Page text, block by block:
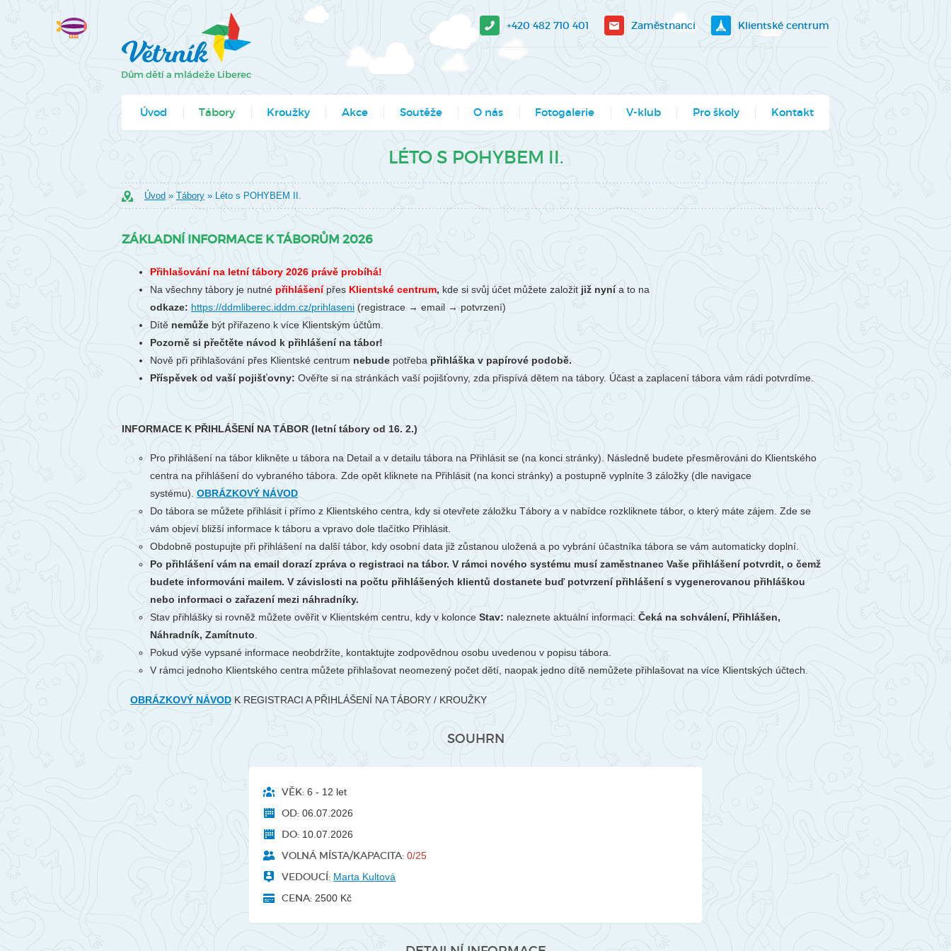
+420 482 710 401 Zaměstnanci Klientské centrum
Úvod Tábory Kroužky
Jak se přihlásit?
Formuláře ke stažení
Akce Soutěže
Moje město Liberec
Umělecké přehlídky
Výsledky soutěží MŠMT -
O nás
Aktuality
Podcasty
Povedlo se
Dokumenty
Činnosti
Zaměstnanci
Hledáme nové kolegy
Projekty
Fotogalerie
Akce
Kroužky
Kurzy, semináře
Programy pro školy
Projekty
Soutěže
V-Klub
V-klub
Tábory
Programy pro školy
Soutěž Moje město
Liberec
Akce ve Véčku
Liberec
Kontakty
Fotogalerie
O nás
Pro školy Kontakt
LÉTO S POHYBEM II.
Úvod » Tábory » Léto s POHYBEM II.
ZÁKLADNÍ INFORMACE K TÁBORŮM 2026
Přihlašování na letní tábory 2026 právě probíhá!
Na všechny tábory je nutné přihlášení přes Klientské centrum,kde si svůj účet můžete založit již nynía to na
odkaze:https://ddmliberec.iddm.cz/prihlaseni (registrace → email → potvrzení)
Dítě nemůže být přiřazeno k více Klientským účtům.
Pozorně si přečtěte návod k přihlášení na tábor!
Nově při přihlašování přes Klientské centrum nebude potřeba přihláška v papírové podobě.
Příspěvek od vaší pojišťovny: Ověřte si na stránkách vaší pojišťovny, zda přispívá dětem na tábory. Účast a zaplacení tábora vám rádi potvrdíme.
INFORMACE K PŘIHLÁŠENÍ NA TÁBOR (letní tábory od 16. 2.)
Pro přihlášení na tábor klikněte u tábora na Detail a v detailu tábora na Přihlásit se (na konci stránky). Následně budete přesměrováni do Klientského
centra na přihlášení do vybraného tábora. Zde opět kliknete na Přihlásit (na konci stránky) a postupně vyplníte 3 záložky (dle navigace
systému).OBRÁZKOVÝ NÁVOD
Do tábora se můžete přihlásit i přímo z Klientského centra, kdy si otevřete záložku Tábory a v nabídce rozkliknete tábor, o který máte zájem. Zde se
vám objeví bližší informace k táboru a vpravo dole tlačítko Přihlásit.
Obdobně postupujte při přihlášení na další tábor, kdy osobní data již zůstanou uložená a po vybrání účastníka tábora se vám automaticky doplní.
Po přihlášení vám na email dorazí zpráva o registraci na tábor. V rámci nového systému musí zaměstnanec Vaše přihlášení potvrdit, o čemž
budete informováni mailem. V závislosti na počtu přihlášených klientů dostanete buď potvrzení přihlášení s vygenerovanou přihláškou
nebo informaci o zařazení mezi náhradníky.
Stav přihlášky si rovněž můžete ověřit v Klientském centru, kdy v kolonce Stav: naleznete aktuální informaci:Čeká na schválení, Přihlášen,
Náhradník, Zamítnuto
Pokud výše vypsané informace neobdržíte, kontaktujte zodpovědnou osobu uvedenou v popisu tábora.
V rámci jednoho Klientského centra můžete přihlašovat neomezený počet dětí, naopak jedno dítě nemůžete přihlašovat na více Klientských účtech.
OBRÁZKOVÝ NÁVOD K REGISTRACI A PŘIHLÁŠENÍ NA TÁBORY / KROUŽKY
SOUHRN
VĚK: 6 - 12 let
OD: 06.07.2026
DO: 10.07.2026
VOLNÁ MÍSTA/KAPACITA: 0/25
VEDOUCÍ: Marta Kultová
CENA: 2500 Kč